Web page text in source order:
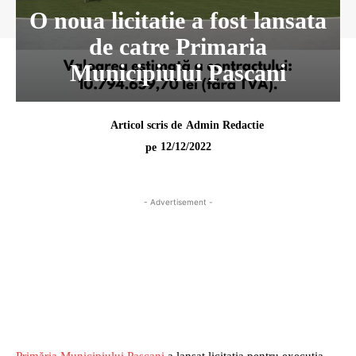
O noua licitatie a fost lansata
de catre Primaria
Municipiului Pascani
Articol scris de Admin Redactie
pe 12/12/2022
- Advertisement -